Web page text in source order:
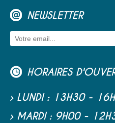
NEWSLETTER
HORAIRES
› LUNDI: 13H30 -
› MARDI: 9H00 -